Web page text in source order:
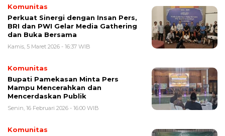
Komunitas
Perkuat Sinergi dengan Insan Pers,
BRI dan PWI Gelar Media Gathering
dan Buka Bersama
Kamis, 5 Maret 2026 - 16:37 WIB
Komunitas
Bupati Pamekasan Minta Pers
Mampu Mencerahkan dan
Mencerdaskan Publik
Senin, 16 Februari 2026 - 16:00 WIB
Komunitas